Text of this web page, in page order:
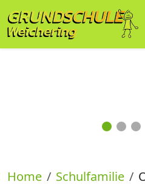
Home Schulfamilie